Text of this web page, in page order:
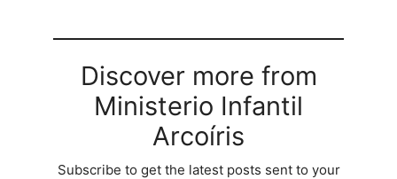
Discover more from
Ministerio Infantil
Arcoíris
Subscribe to get the latest posts sent to your